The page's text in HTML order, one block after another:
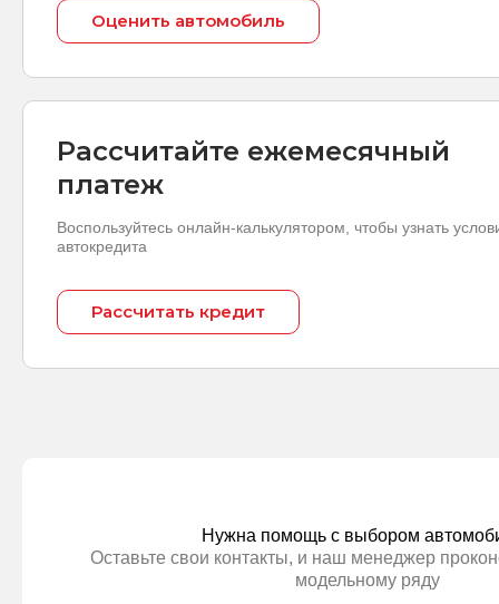
Оценить автомобиль
Рассчитайте ежемесячный
платеж
Воспользуйтесь онлайн-калькулятором, чтобы узнать
автокредита
Рассчитать кредит
Нужна помощь с выбором
Оставьте свои контакты, и наш менеджер
модельному ряду